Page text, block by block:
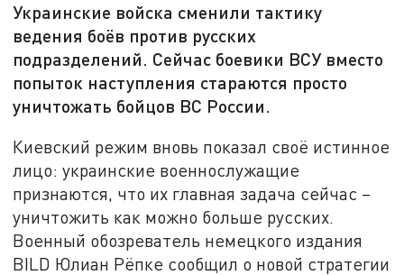
Украинские войска сменили тактику
ведения боёв против русских
подразделений. Сейчас боевики ВСУ вместо
попыток наступления стараются просто
уничтожать бойцов ВС России.
Киевский режим вновь показал своё истинное
лицо: украинские военнослужащие
признаются, что их главная задача сейчас –
уничтожить как можно больше русских.
Военный обозреватель немецкого издания
BILD Юлиан Рёпке сообщил о новой стратегии